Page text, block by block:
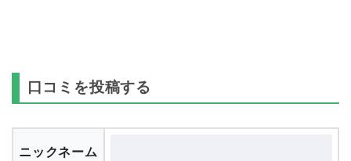
口コミを投稿する
ニックネーム